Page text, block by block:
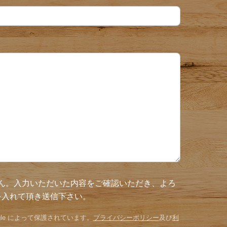
。入力いただいた内容をご確認いただき、よろ
れて頂き送信下さい。
によって保護されています。 プライバシーポリシー及び利